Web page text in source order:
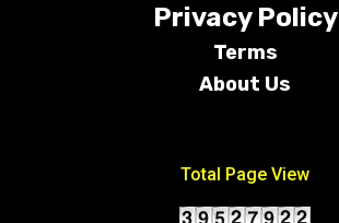
Privacy Policy
Terms
About Us
Total Page View